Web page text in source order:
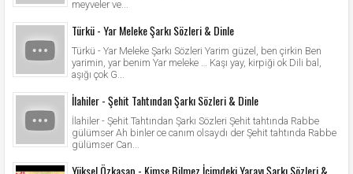
meyveler ve...
Türkü - Yar Meleke Şarkı Sözleri & Dinle
Türkü - Yar Meleke Şarkı Sözleri Yarim güzel, ben çirkin Ben
yarimin, yar benim Yar meleke … Kaşı yay, kirpiği ok Dili bal,
aşığı çok G...
İlahiler - Şehit Tahtından Şarkı Sözleri & Dinle
İlahiler - Şehit Tahtından Şarkı Sözleri Şehit tahtında Rabbe
gülümser Ah binler ce canım olsaydı der Şehit tahtında Rabbe
gülümser Can...
Yüksel Özkasap - Kimse Bilmez İçimdeki Yarayı Şarkı Sözleri &